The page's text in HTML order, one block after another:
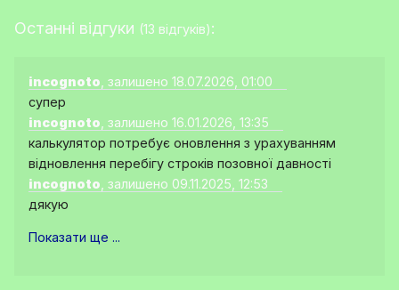
Останні відгуки (13 відгуків):
incognoto , залишено 18.07.2026, 01:00
супер
incognoto , залишено 16.01.2026, 13:35
калькулятор потребує оновлення з урахуванням
відновлення перебігу строків позовної давності
incognoto , залишено 09.11.2025, 12:53
дякую
Показати ще ...